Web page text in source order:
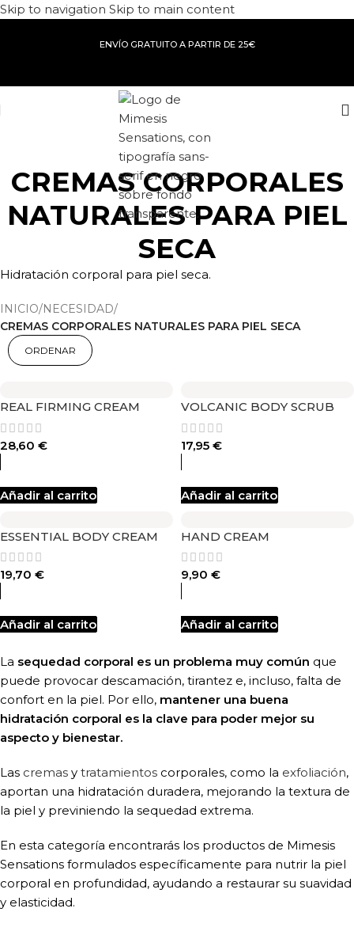
Skip to navigation Skip to main content
ENVÍO GRATUITO A PARTIR DE 25€
CREMAS CORPORALES
NATURALES PARA PIEL
SECA
Hidratación corporal para piel seca.
INICIO/NECESIDAD/
CREMAS CORPORALES NATURALES PARA PIEL SECA
REAL FIRMING CREAM
28,60 €
Añadir al carrito
VOLCANIC BODY SCRUB
17,95 €
Añadir al carrito
ESSENTIAL BODY CREAM
19,70 €
Añadir al carrito
HAND CREAM
9,90 €
Añadir al carrito
La sequedad corporal es un problema muy común que
puede provocar descamación, tirantez e, incluso, falta de
confort en la piel. Por ello, mantener una buena
hidratación corporal es la clave para poder mejor su
aspecto y bienestar.
Las cremas y tratamientos corporales, como la exfoliación,
aportan una hidratación duradera, mejorando la textura de
la piel y previniendo la sequedad extrema.
En esta categoría encontrarás los productos de Mimesis
Sensations formulados específicamente para nutrir la piel
corporal en profundidad, ayudando a restaurar su suavidad
y elasticidad.